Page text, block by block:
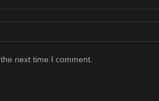
next time I comment.